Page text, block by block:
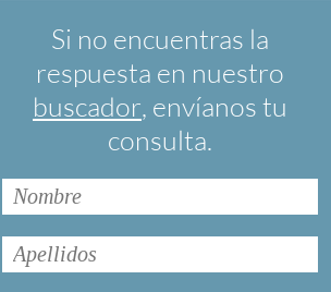
cuyo objetivo es colaborar con el buen uso del
español en los medios de comunicación y en
Internet.
Si no encuentras la
respuesta en nuestro
buscador, envíanos tu
consulta.